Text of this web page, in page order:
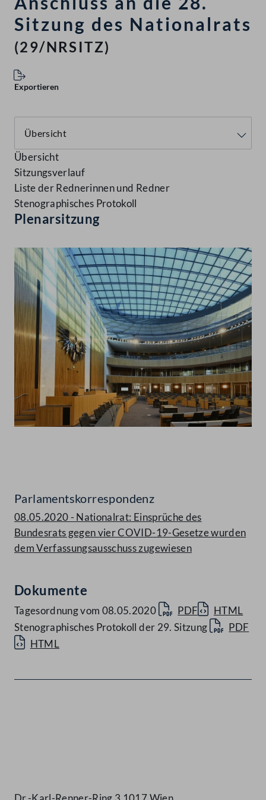
Sitzung des Nationalrats
(29/NRSITZ)
Exportieren
Übersicht
Sitzungsverlauf
Liste der Rednerinnen und Redner
Stenographisches Protokoll
Plenarsitzung
Parlamentskorrespondenz
08.05.2020 - Nationalrat: Einsprüche des
Bundesrats gegen vier COVID-19-Gesetze wurden
dem Verfassungsausschuss zugewiesen
Dokumente
Tagesordnung vom 08.05.2020 PDF
HTML
Stenographisches Protokoll der 29. Sitzung
PDF
HTML